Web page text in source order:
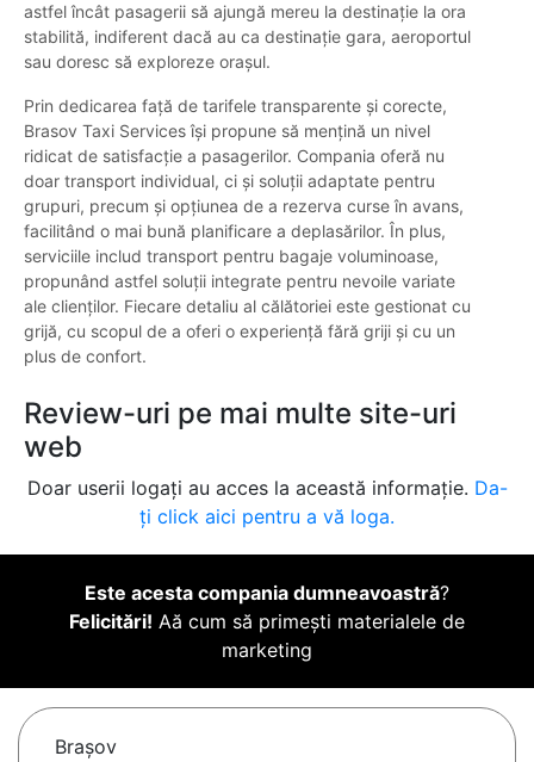
astfel încât pasagerii să ajungă mereu la destinație la ora
stabilită, indiferent dacă au ca destinație gara, aeroportul
sau doresc să exploreze orașul.
Prin dedicarea față de tarifele transparente și corecte,
Brasov Taxi Services își propune să mențină un nivel
ridicat de satisfacție a pasagerilor. Compania oferă nu
doar transport individual, ci și soluții adaptate pentru
grupuri, precum și opțiunea de a rezerva curse în avans,
facilitând o mai bună planificare a deplasărilor. În plus,
serviciile includ transport pentru bagaje voluminoase,
propunând astfel soluții integrate pentru nevoile variate
ale clienților. Fiecare detaliu al călătoriei este gestionat cu
grijă, cu scopul de a oferi o experiență fără griji și cu un
plus de confort.
Review-uri pe mai multe site-uri
web
Doar userii logați au acces la această informație. Da-
ți click aici pentru a vă loga.
Este acesta compania dumneavoastră?
Felicitări! Aă cum să primești materialele de
marketing
Braşov